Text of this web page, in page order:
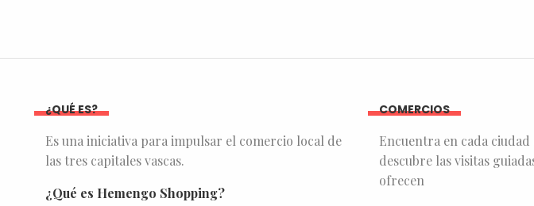
¿QUÉ ES?
Es una iniciativa para impulsar el comercio local de
las tres capitales vascas.
¿Qué es Hemengo Shopping?
COMERCIOS
Encuentra en cada
descubre las visitas
ofrecen